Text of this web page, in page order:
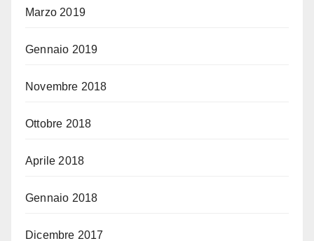
Marzo 2019
Gennaio 2019
Novembre 2018
Ottobre 2018
Aprile 2018
Gennaio 2018
Dicembre 2017